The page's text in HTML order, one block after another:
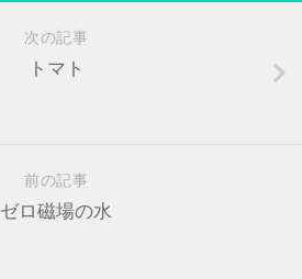
次の記事
トマト
前の記事
ゼロ磁場の水